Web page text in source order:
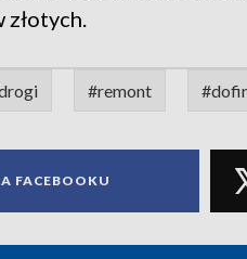
#remont
FACEBOOKU